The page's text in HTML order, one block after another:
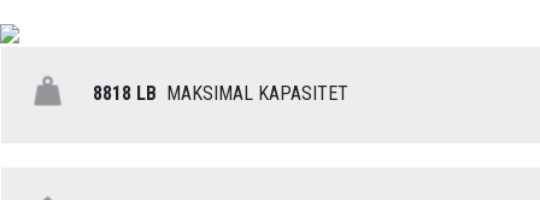
8818 LB MAKSIMAL KAPASITET